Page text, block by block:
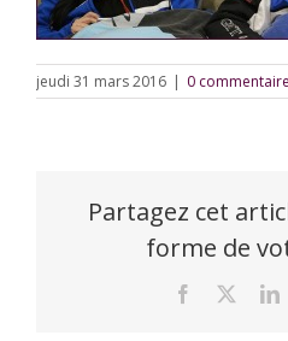
jeudi 31 mars 2016 | 0 commentaire
Partagez cet
forme de
Facebook